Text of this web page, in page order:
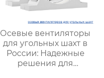
Осевые вентиляторы
для угольных шахт в
России: Надежные
решения для